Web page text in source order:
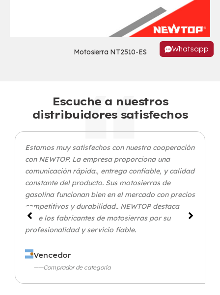
Motosierra NT2510-ES
Escuche a nuestros
distribuidores satisfechos
Estamos muy satisfechos con nuestra cooperación
con NEWTOP. La empresa proporciona una
comunicación rápida., entrega confiable, y calidad
constante del producto. Sus motosierras de
gasolina funcionan bien en el mercado con precios
competitivos y durabilidad.. NEWTOP destaca
entre los fabricantes de motosierras por su
profesionalidad y servicio fiable.
Vencedor
——Comprador de categoría
Whatsapp